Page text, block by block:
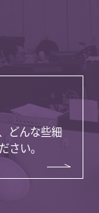
どんな些細
さい。